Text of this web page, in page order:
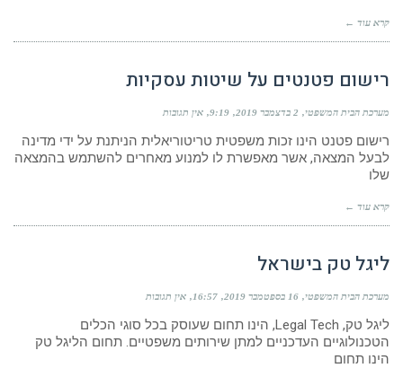
קרא עוד ←
רישום פטנטים על שיטות עסקיות
מערכת הבית המשפטי 2 בדצמבר 2019 9:19 אין תגובות
רישום פטנט הינו זכות משפטית טריטוריאלית הניתנת על ידי מדינה
לבעל המצאה, אשר מאפשרת לו למנוע מאחרים להשתמש בהמצאה
שלו
קרא עוד ←
ליגל טק בישראל
מערכת הבית המשפטי 16 בספטמבר 2019 16:57 אין תגובות
ליגל טק, Legal Tech, הינו תחום שעוסק בכל סוגי הכלים
הטכנולוגיים העדכניים למתן שירותים משפטיים. תחום הליגל טק
הינו תחום